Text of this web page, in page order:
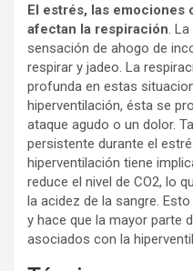
El estrés, las emociones
afectan la respiración .
sensación de ahogo de
respirar y jadeo. La
profunda en estas
hiperventilación, ésta se
ataque agudo o un dolor.
persistente durante el
hiperventilación tiene
reduce el nivel de CO2, lo
la acidez de la sangre.
y hace que la mayor parte
asociados con la